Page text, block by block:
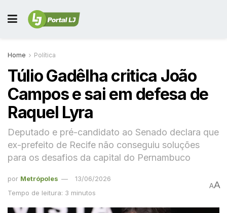
Home Política
Túlio Gadêlha critica João
Campos e sai em defesa de
Raquel Lyra
Deputado e pré-candidato ao Senado declara que
ex-prefeito de Recife não conseguiu soluções
para os desafios da capital do Pernambuco
por Metrópoles
13/06/2026
Tempo de leitura: 3 minutos
AA